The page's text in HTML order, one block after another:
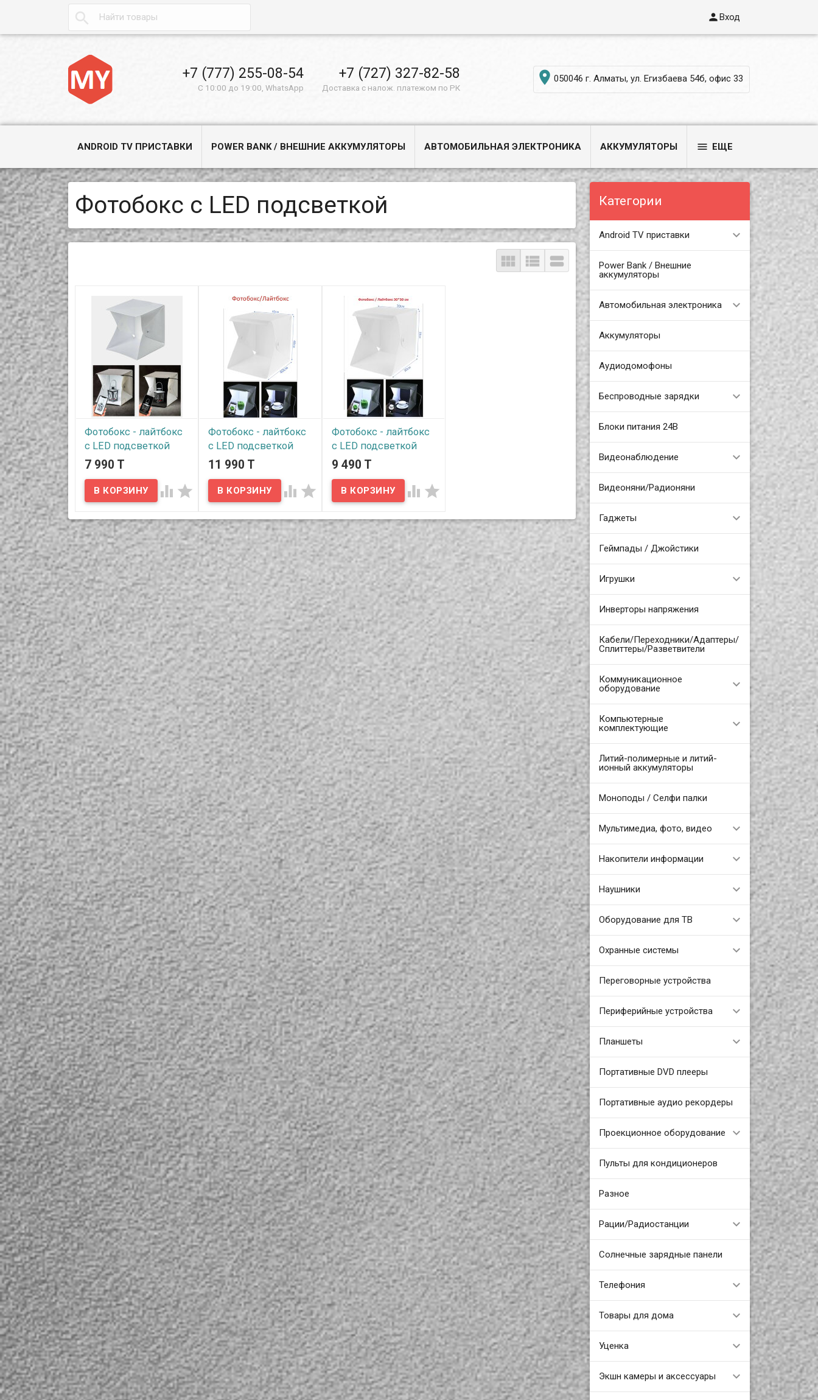
 Вход
+7 (777) 255-08-54
С 10:00 до 19:00, WhatsApp
+7 (727) 327-82-58
Доставка с налож. платежом по РК
 050046 г. Алматы, ул. Егизбаева 54б, офис 33
ANDROID TV ПРИСТАВКИ POWER BANK / ВНЕШНИЕ АККУМУЛЯТОРЫ АВТОМОБИЛЬНАЯ ЭЛЕКТРОНИКА АККУМУЛЯТОРЫ  ЕЩЕ
Категории
Android TV приставки
Power Bank / Внешние
аккумуляторы
Автомобильная электроника
Аккумуляторы
Аудиодомофоны
Беспроводные зарядки
Блоки питания 24В
Видеонаблюдение
Видеоняни/Радионяни
Гаджеты
Геймпады / Джойстики
Игрушки
Инверторы напряжения
Кабели/Переходники/Адаптеры/
Сплиттеры/Разветвители
Коммуникационное
оборудование
Компьютерные
комплектующие
Литий-полимерные и литий-
ионный аккумуляторы
Моноподы / Селфи палки
Мультимедиа, фото, видео
Накопители информации
Наушники
Оборудование для ТВ
Охранные системы
Переговорные устройства
Периферийные устройства
Планшеты
Портативные DVD плееры
Портативные аудио рекордеры
Проекционное оборудование
Пульты для кондиционеров
Разное
Рации/Радиостанции
Солнечные зарядные панели
Телефония
Товары для дома
Уценка
Экшн камеры и аксессуары
Фотобокс с LED подсветкой
  
Фотобокс - лайтбокс
с LED подсветкой
для предметной
20*20
Предлагаем фотобоксы
-лайтбоксы с LED
подсветкой для
предметной сьемки.
Фотобокс позволяет
получить снимки со
студийным качеством,
используя смартфон и
простые настройки.
Применяется в
предметной съемке для
интернет-магазинов,
печатных рекламных
каталогов и т.д.
7 990 T
 
Фотобокс - лайтбокс
с LED подсветкой
для предметной
40*40
Предлагаем фотобоксы -
лайтбоксы с LED
подсветкой для
предметной съемки,
размер 40*40.
11 990 T
 
Фотобокс - лайтбокс
с LED подсветкой
для предметной
30*30
Предлагаем фотобоксы -
лайтбоксы с LED
подсветкой для
предметной съемки,
размер 30*30.
9 490 T
 